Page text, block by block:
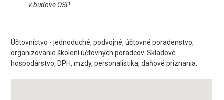
v budove OSP
Účtovníctvo - jednoduché, podvojné, účtovné poradenstvo,
organizovanie školení účtovných poradcov. Skladové
hospodárstvo, DPH, mzdy, personalistika, daňové priznania.